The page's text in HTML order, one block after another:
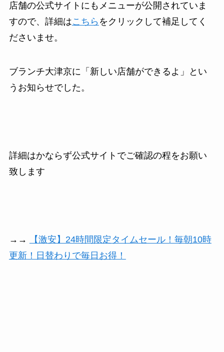
店舗の公式サイトにもメニューが公開されていま
すので、詳細はこちら をクリックして補足してく
ださいませ。
ブランチ大津京に「新しい店舗ができるよ」とい
うお知らせでした。
詳細はかならず公式サイトでご確認の程をお願い
致します
→→
【激安】24時間限定タイムセール！毎朝10時
更新！日替わりで毎日お得！